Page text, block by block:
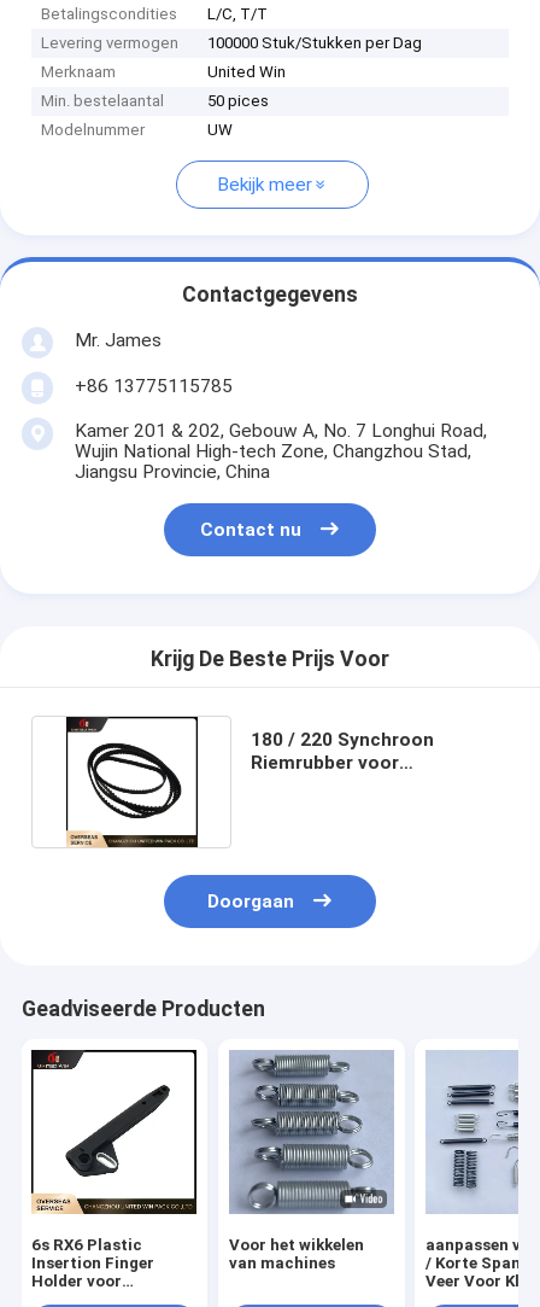
Betalingscondities
L/C, T/T
Levering vermogen
100000 Stuk/Stukken per Dag
Merknaam
United Win
Min. bestelaantal
50 pices
Modelnummer
UW
Bekijk meer
Contactgegevens
Mr. James
+86 13775115785
Kamer 201 & 202, Gebouw A, No. 7 Longhui Road,
Wujin National High-tech Zone, Changzhou Stad,
Jiangsu Provincie, China
Contact nu
Krijg De Beste Prijs Voor
180 / 220 Synchroon
Riemrubber voor
Doorgaan
Geadviseerde Producten
6s RX6 Plastic
Insertion Finger
Holder voor
Voor het wikkelen
van machines
aanpassen
/ Korte
Veer Voor